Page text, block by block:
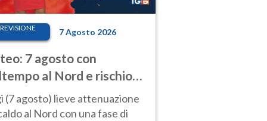
7 Agosto 2026
7 agosto con
al Nord e rischio
Altrove caldo
(7 agosto) lieve attenuazione
al Nord con una fase di